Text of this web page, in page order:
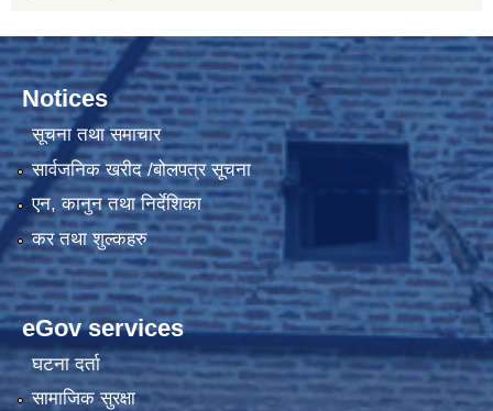
Notices
सूचना तथा समाचार
सार्वजनिक खरीद /बोलपत्र सूचना
एन, कानुन तथा निर्देशिका
कर तथा शुल्कहरु
eGov services
घटना दर्ता
सामाजिक सुरक्षा